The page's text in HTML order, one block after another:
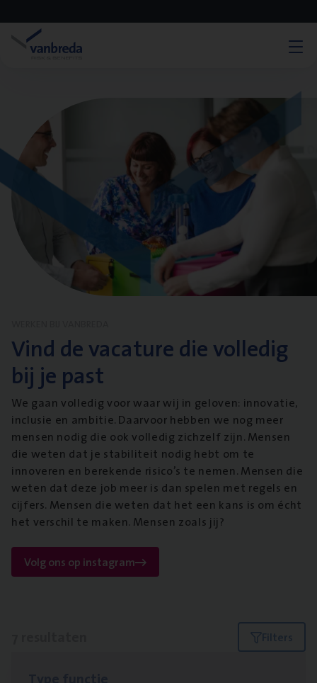
Vind de vacature die volledig
bij je past
We gaan volledig voor waar wij in geloven: innovatie,
inclusie en ambitie. Daarvoor hebben we nog meer
mensen nodig die ook volledig zichzelf zijn. Mensen
die weten dat je stabiliteit nodig hebt om te
innoveren en berekende risico’s te nemen. Mensen die
weten dat deze job meer is dan spelen met regels en
cijfers. Mensen die weten dat het een kans is om écht
het verschil te maken. Mensen zoals jij?
Volg ons op instagram
Filters